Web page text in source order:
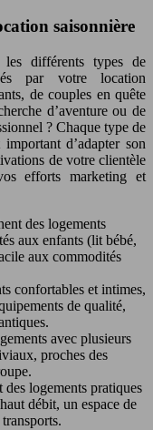
saisonnière
différents types de
par votre location
de couples en quête
d’aventure ou de
? Chaque type de
d’adapter son
de votre clientèle
efforts marketing et
des logements
aux enfants (lit bébé,
aux commodités
confortables et intimes,
de qualité,
avec plusieurs
proches des
logements pratiques
débit, un espace de